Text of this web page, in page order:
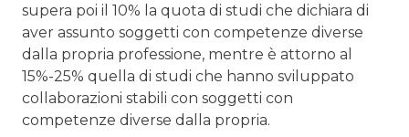
supera poi il 10% la quota di studi che dichiara di
aver assunto soggetti con competenze diverse
dalla propria professione, mentre è attorno al
15%-25% quella di studi che hanno sviluppato
collaborazioni stabili con soggetti con
competenze diverse dalla propria.